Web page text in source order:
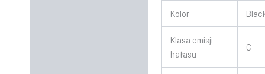
Kolor
Klasa emisji
hałasu
C